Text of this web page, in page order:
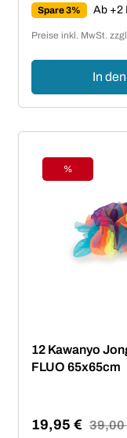
Spare 3% Ab +2
Preise inkl. MwSt.
In
Rabatt
%
12 Kawanyo
FLUO 65x65cm
Verkaufspreis:
19,95 € 39,00